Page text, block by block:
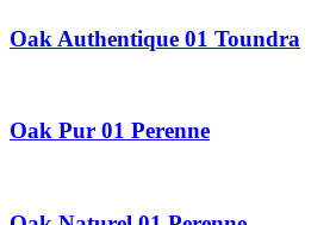
Oak Authentique 01 Toundra
Oak Pur 01 Perenne